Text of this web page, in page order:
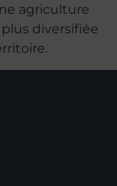
agriculture
diversifiée